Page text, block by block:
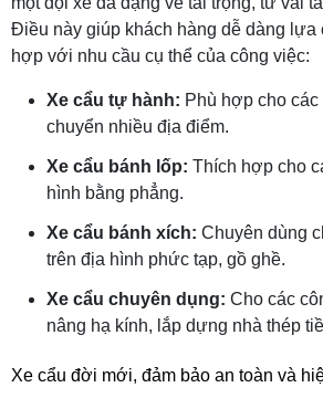
Điều này giúp khách hàng dễ dàng lựa
hợp với nhu cầu cụ thể của công việc:
Xe cẩu tự hành: Phù hợp cho
chuyển nhiều địa điểm.
Xe cẩu bánh lốp: Thích hợp cho
hình bằng phẳng.
Xe cẩu bánh xích: Chuyên dùng
trên địa hình phức tạp, gồ ghề.
Xe cẩu chuyên dụng: Cho các
nâng hạ kính, lắp dựng nhà thép
Xe cẩu đời mới, đảm bảo an toàn và